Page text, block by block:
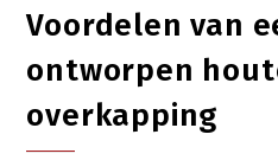
Voordelen van
ontworpen
overkapping